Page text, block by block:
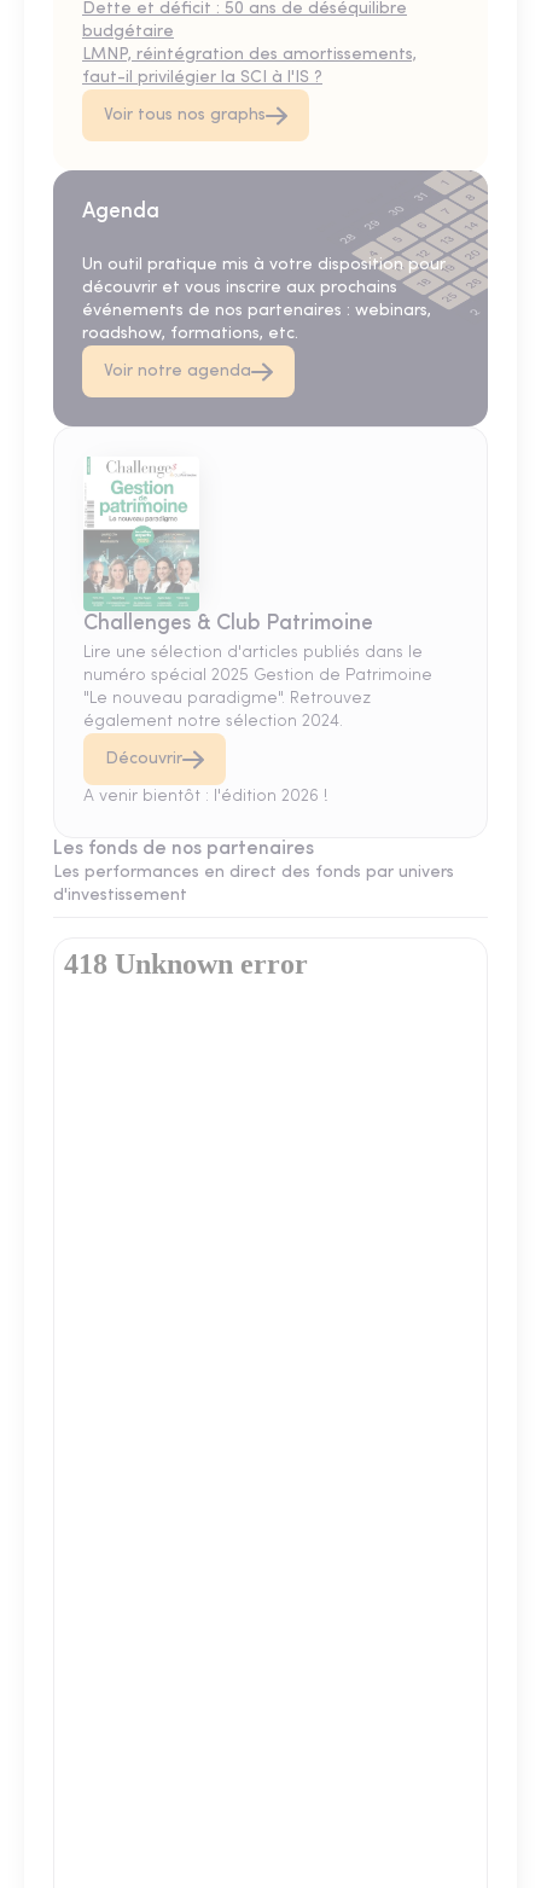
Dette et déficit : 50 ans de déséquilibre
budgétaire
LMNP, réintégration des amortissements,
faut-il privilégier la SCI à l'IS ?
Voir tous nos graphs
Agenda
Un outil pratique mis à votre disposition pour
découvrir et vous inscrire aux prochains
événements de nos partenaires : webinars,
roadshow, formations, etc.
Voir notre agenda
Challenges & Club Patrimoine
Lire une sélection d'articles publiés dans le
numéro spécial 2025 Gestion de Patrimoine
"Le nouveau paradigme". Retrouvez
également notre sélection 2024.
Découvrir
A venir bientôt : l'édition 2026 !
Les fonds de nos partenaires
Les performances en direct des fonds par univers
d'investissement